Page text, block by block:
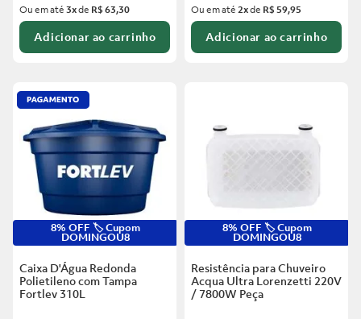
Ou em até3xde R$ 63,30
Adicionar ao carrinho
Ou em até2xde R$ 59,95
Adicionar ao carrinho
8% OFF 🏷️ Cupom
DOMINGOU8
Caixa D'Água Redonda
Polietileno com Tampa
Fortlev 310L
8% OFF 🏷️ Cupom
DOMINGOU8
Resistência para Chuveiro
Acqua Ultra Lorenzetti 220V
/ 7800W Peça